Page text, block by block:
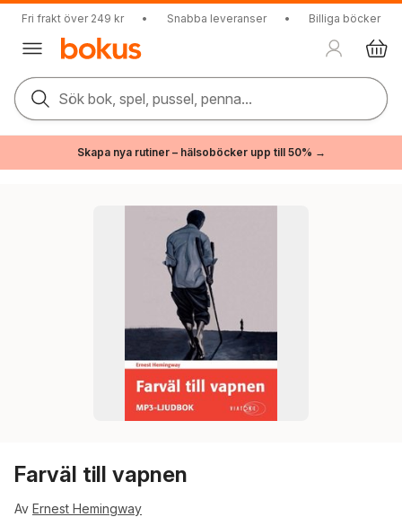
Fri frakt över 249 kr • Snabba leveranser • Billiga böcker
Sök bok, spel, pussel, penna...
Skapa nya rutiner – hälsoböcker upp till 50% →
Farväl till vapnen
Av Ernest Hemingway